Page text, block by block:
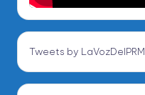
Tweets by LaVozDelPRM